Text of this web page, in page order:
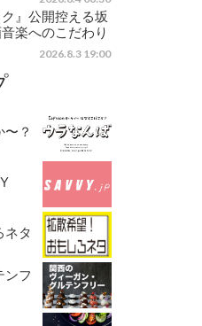
ク』公開控える坂
楽へのこだわり
2026.8.3 19:00
？
ネタ
ンフ